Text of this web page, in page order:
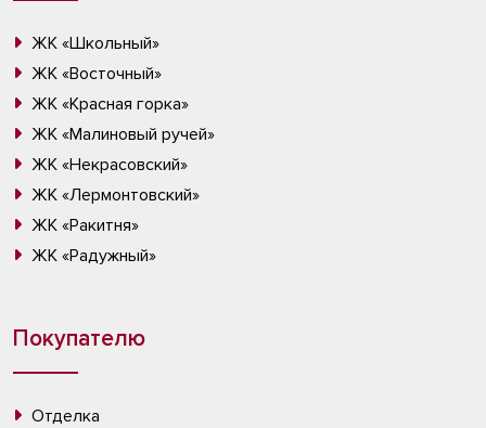
ЖК «Школьный»
ЖК «Восточный»
ЖК «Красная горка»
ЖК «Малиновый ручей»
ЖК «Некрасовский»
ЖК «Лермонтовский»
ЖК «Ракитня»
ЖК «Радужный»
Покупателю
Отделка